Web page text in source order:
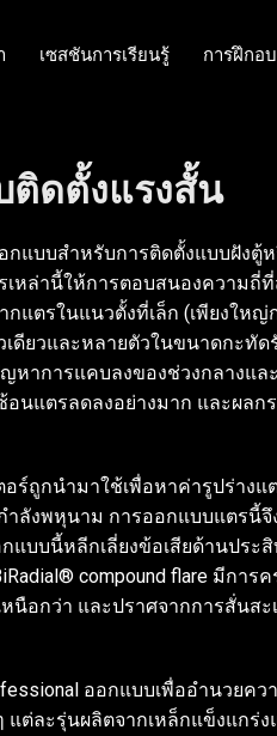
แสดงสด
ต
เซสชันการเรียนรู้ การฝึกอ
ติดตั้งแรงสั้น
อกแบบสำหรับการติดตั้งแบบฝัง
หล่านี้ให้การตอบสนองความถี่
แตรในแนวตั้งที่เล็ก (เพียงให
เดียวและหลายตัวในขนาดกะทั
หาการแคบลงของช่วงกลางแ
นแตรลดลงอย่างมาก และผล
ร์ถูกนำมาใช้เพื่อหาค่ารูปร่าง
ลังพหุนาม การออกแบบแตรนี้
แบบนี้หลีกเลี่ยงข้อเสียด้านประ
compound flare มีกา
นือกว่า และปราศจากการสั่นส
ออกแบบเพื่ออำนวยค
แต่ละรุ่นผลิตจากเหล็กแข็งแกร่